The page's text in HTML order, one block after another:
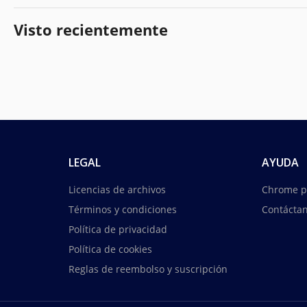
Visto recientemente
LEGAL
Licencias de archivos
Términos y condiciones
Política de privacidad
Política de cookies
Reglas de reembolso y suscripción
AYUDA
Chrome